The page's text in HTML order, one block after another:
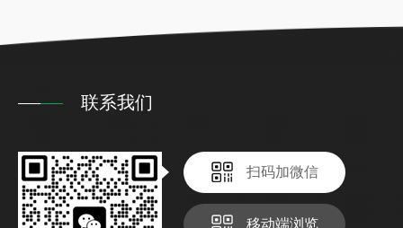
联系我们
扫码加微信
移动端浏览